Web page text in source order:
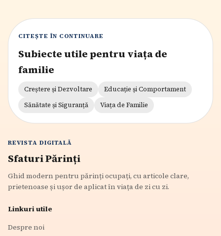
CITEȘTE ÎN CONTINUARE
Subiecte utile pentru viața de
familie
Creștere și Dezvoltare
Educație și Comportament
Sănătate și Siguranță
Viața de Familie
REVISTA DIGITALĂ
Sfaturi Părinți
Ghid modern pentru părinți ocupați, cu articole clare,
prietenoase și ușor de aplicat în viața de zi cu zi.
Linkuri utile
Despre noi